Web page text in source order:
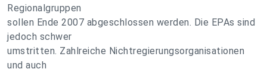
Regionalgruppen
sollen Ende 2007 abgeschlossen werden. Die EPAs sind
jedoch schwer
umstritten. Zahlreiche Nichtregierungsorganisationen
und auch